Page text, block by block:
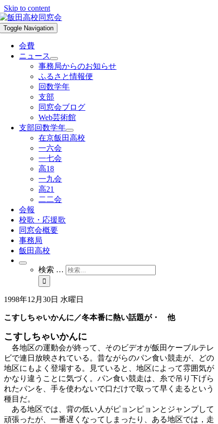
Skip to content
Toggle Navigation
会費
ニュース
事務局からのお知らせ
ふるさと情報便
回数学年
支部
同窓会ブログ
Web芸術館
支部回数学年
在京飯田高校
一六会
一七会
高18
一九会
高21
二二会
会報
校歌・応援歌
同窓会概要
事務局
飯田高校
検索 …
1998年12月30日 水曜日
こすしちゃいかんに／冬本番に熱い話題が・ 他
こすしちゃいかんに
各地区の運動会が終って、そのビデオが飯田ケーブルテレ
ビで連日放映されている。昔ながらのパン食い競走が、どの
地区にもよく登場する。見ていると、地区によって雰囲気が
かなり違うことに気づく。パン食い競走は、糸で吊り下げら
れたパンを、手を使わないで口だけで取って早く走るという
種目だ。
ある地区では、背の低い人がピョンピョンとジャンプして
頑張ったが、一番遅くなってしまったり、ある地区では，走